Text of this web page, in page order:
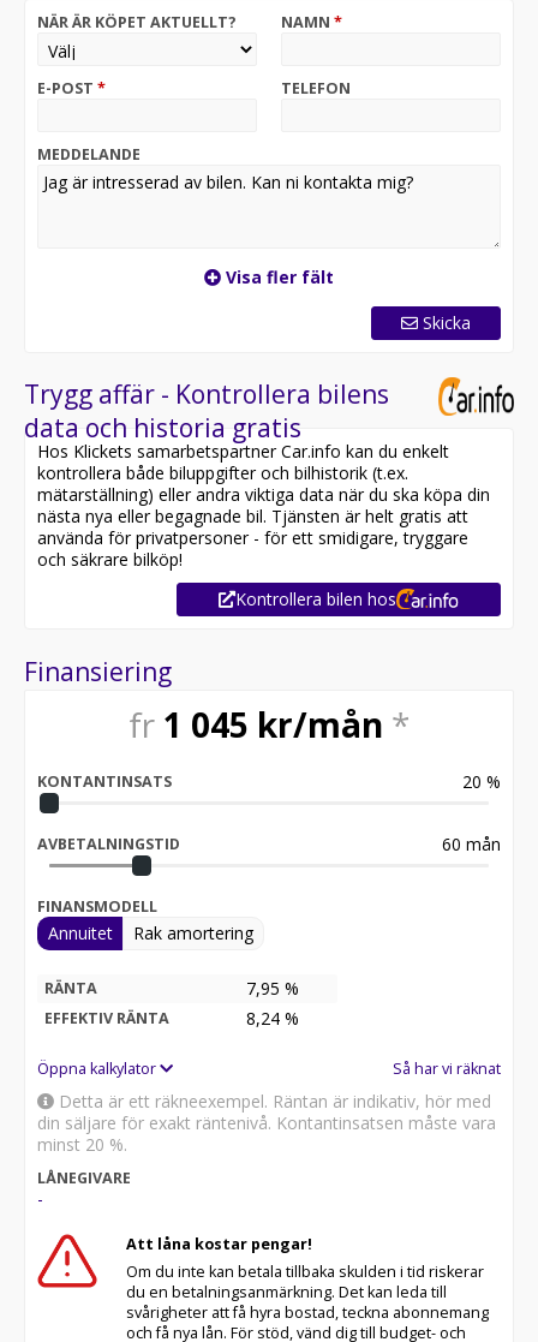
NÄR ÄR KÖPET AKTUELLT? NAMN *
E-POST * TELEFON
MEDDELANDE
Visa fler fält
Skicka
Trygg affär - Kontrollera bilens
data och historia gratis
Hos Klickets samarbetspartner Car.info kan du enkelt
kontrollera både biluppgifter och bilhistorik (t.ex.
mätarställning) eller andra viktiga data när du ska köpa din
nästa nya eller begagnade bil. Tjänsten är helt gratis att
använda för privatpersoner - för ett smidigare, tryggare
och säkrare bilköp!
Kontrollera bilen hos
Finansiering
fr 1 045 kr/mån *
KONTANTINSATS 20 %
AVBETALNINGSTID 60 mån
FINANSMODELL
Annuitet Rak amortering
RÄNTA 7,95 %
EFFEKTIV RÄNTA 8,24 %
Öppna kalkylator Så har vi räknat
Detta är ett räkneexempel. Räntan är indikativ, hör med
din säljare för exakt räntenivå. Kontantinsatsen måste vara
minst 20 %.
LÅNEGIVARE
-
Att låna kostar pengar!
Om du inte kan betala tillbaka skulden i tid riskerar
du en betalningsanmärkning. Det kan leda till
svårigheter att få hyra bostad, teckna abonnemang
och få nya lån. För stöd, vänd dig till budget- och